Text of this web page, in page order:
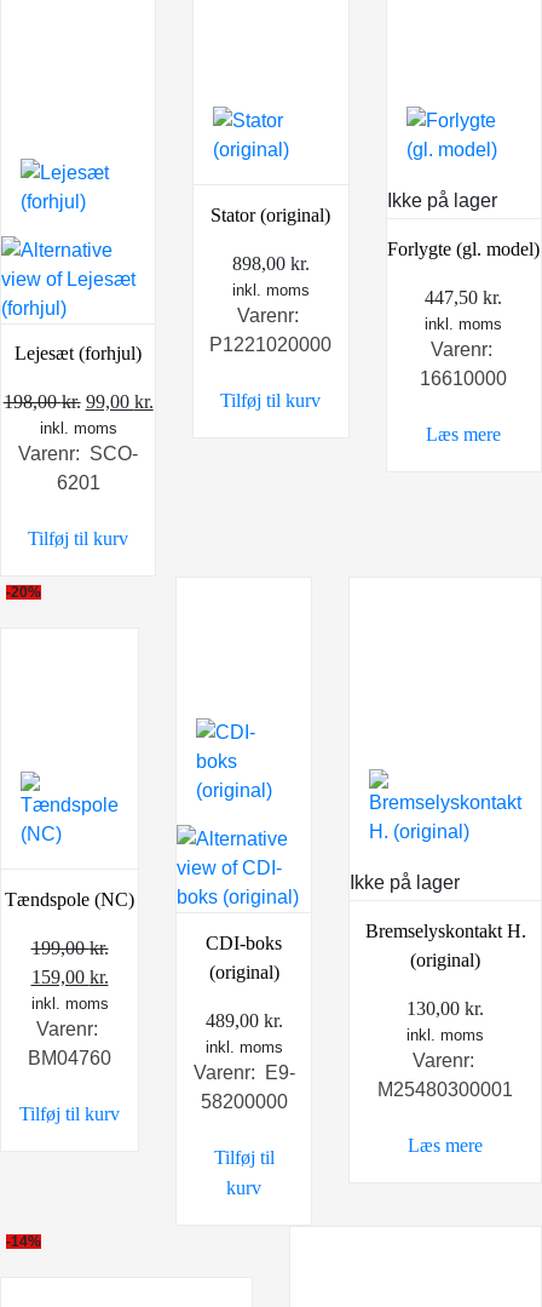
Lejesæt (forhjul)
198,00kr. Den
oprindelige
pris
var:
99,00 kr.
inkl. moms
Varenr: SCO-
6201
Tilføj til kurv
Stator (original)
898,00 kr.
inkl. moms
Varenr:
P1221020000
Tilføj til kurv
Ikke på lager
Forlygte (gl. model)
447,50kr.
inkl. moms
Varenr:
16610000
Læs mere
-20%
Tændspole (NC)
199,00kr.
Den
oprindelige
pris
var:
159,00 kr.
aktuelle
er:
inkl. moms
Varenr:
BM04760
Tilføj til kurv
CDI-boks
(original)
489,00 kr.
inkl. moms
Varenr: E9-
58200000
Tilføj til
kurv
Ikke på lager
Bremselyskontakt H.
(original)
130,00 kr.
inkl. moms
Varenr:
M25480300001
Læs mere
-14%